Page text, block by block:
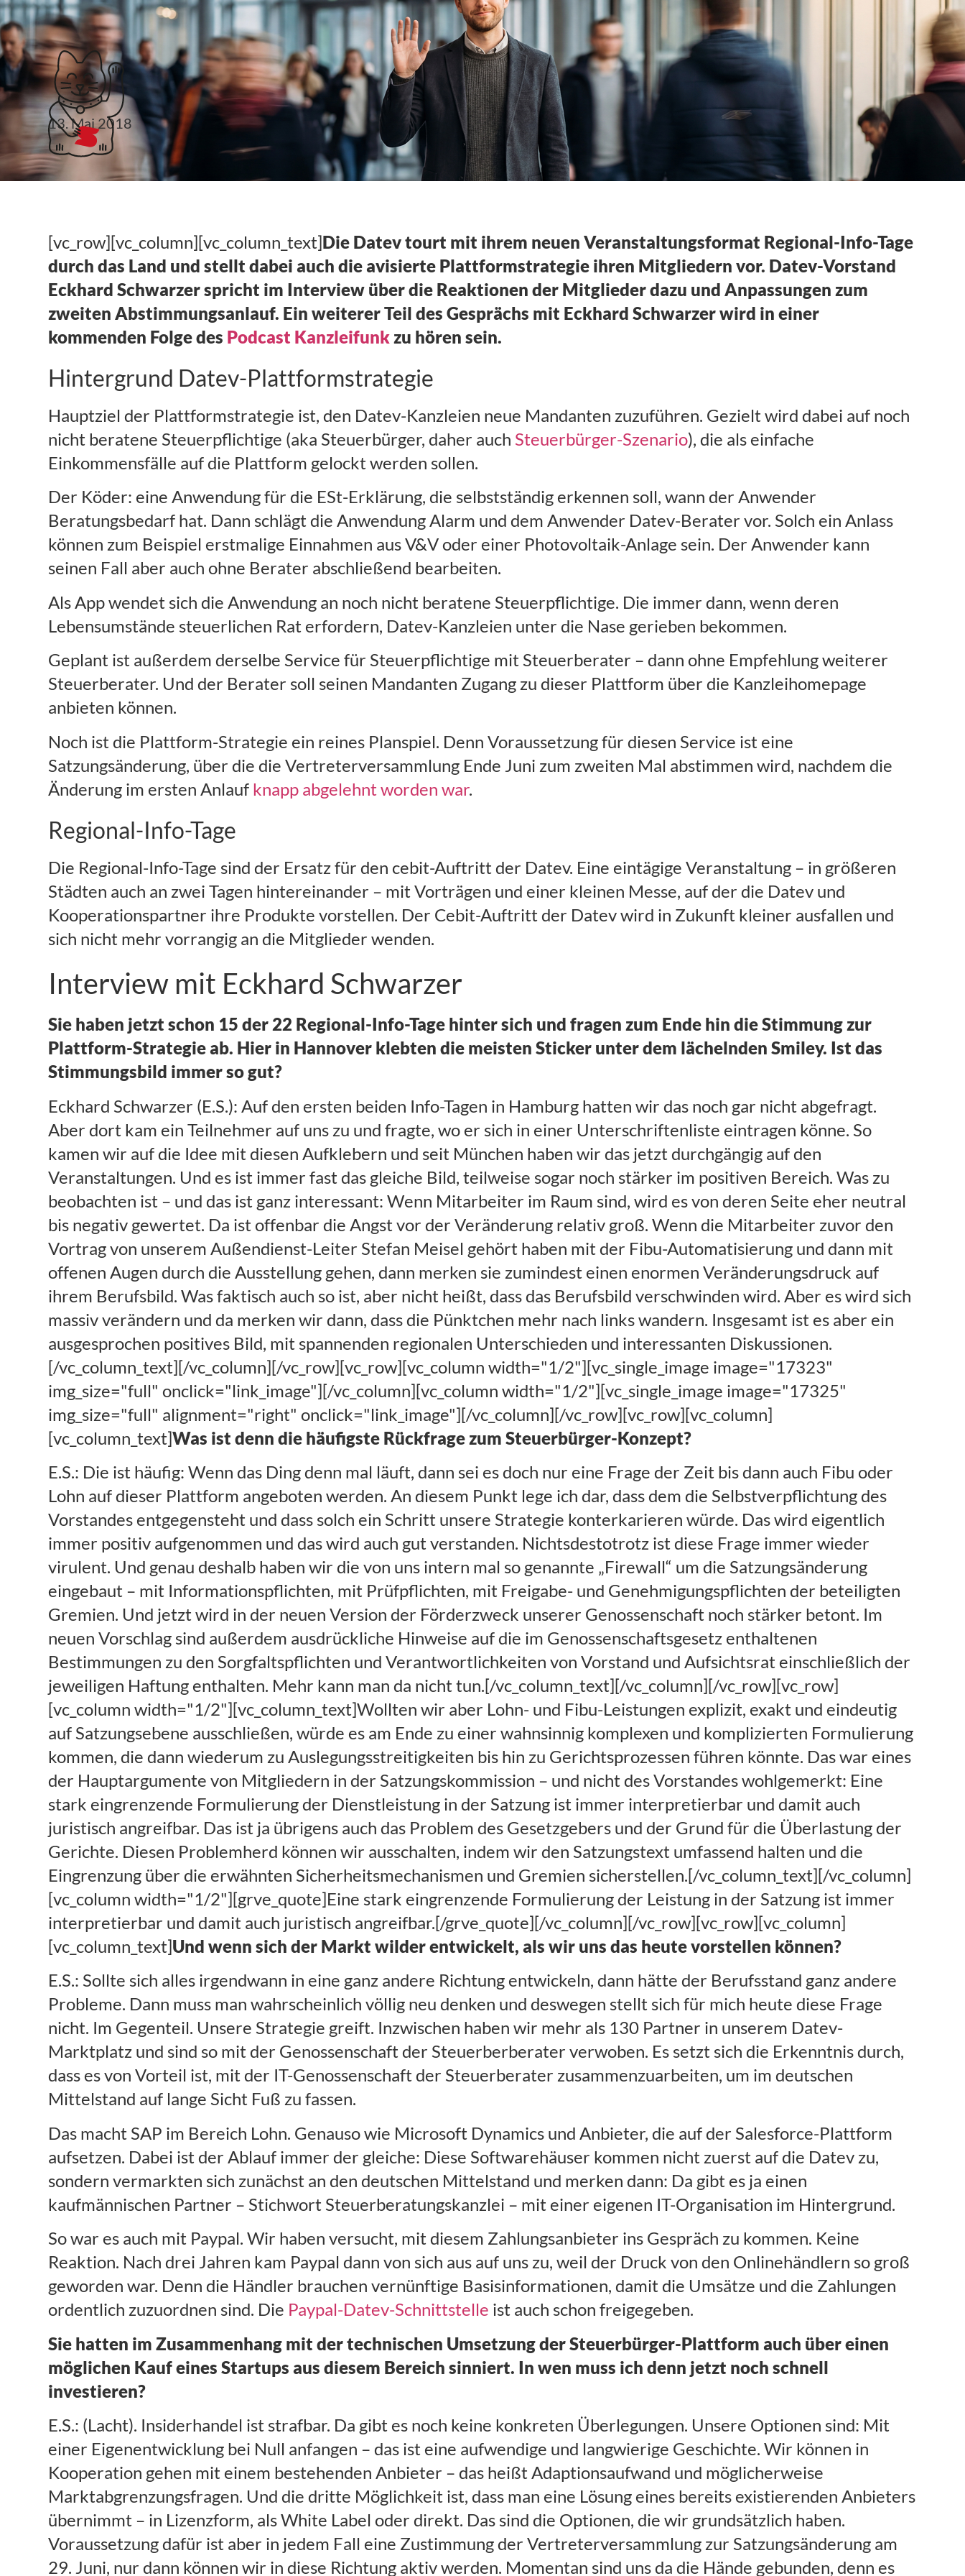
Eckhard Schwarzer über die Datev
Plattformstrategie
13. Mai 2018
[vc_row][vc_column][vc_column_text]Die Datev tourt mit ihrem neuen Veranstaltungsformat Regional-Info-Tage
durch das Land und stellt dabei auch die avisierte Plattformstrategie ihren Mitgliedern vor. Datev-Vorstand
Eckhard Schwarzer spricht im Interview über die Reaktionen der Mitglieder dazu und Anpassungen zum
zweiten Abstimmungsanlauf. Ein weiterer Teil des Gesprächs mit Eckhard Schwarzer wird in einer
kommenden Folge des Podcast Kanzleifunk zu hören sein.
Hintergrund Datev-Plattformstrategie
Hauptziel der Plattformstrategie ist, den Datev-Kanzleien neue Mandanten zuzuführen. Gezielt wird dabei auf noch
nicht beratene Steuerpflichtige (aka Steuerbürger, daher auch Steuerbürger-Szenario), die als einfache
Einkommensfälle auf die Plattform gelockt werden sollen.
Der Köder: eine Anwendung für die ESt-Erklärung, die selbstständig erkennen soll, wann der Anwender
Beratungsbedarf hat. Dann schlägt die Anwendung Alarm und dem Anwender Datev-Berater vor. Solch ein Anlass
können zum Beispiel erstmalige Einnahmen aus V&V oder einer Photovoltaik-Anlage sein. Der Anwender kann
seinen Fall aber auch ohne Berater abschließend bearbeiten.
Als App wendet sich die Anwendung an noch nicht beratene Steuerpflichtige. Die immer dann, wenn deren
Lebensumstände steuerlichen Rat erfordern, Datev-Kanzleien unter die Nase gerieben bekommen.
Geplant ist außerdem derselbe Service für Steuerpflichtige mit Steuerberater – dann ohne Empfehlung weiterer
Steuerberater. Und der Berater soll seinen Mandanten Zugang zu dieser Plattform über die Kanzleihomepage
anbieten können.
Noch ist die Plattform-Strategie ein reines Planspiel. Denn Voraussetzung für diesen Service ist eine
Satzungsänderung, über die die Vertreterversammlung Ende Juni zum zweiten Mal abstimmen wird, nachdem die
Änderung im ersten Anlauf knapp abgelehnt worden war.
Regional-Info-Tage
Die Regional-Info-Tage sind der Ersatz für den cebit-Auftritt der Datev. Eine eintägige Veranstaltung – in größeren
Städten auch an zwei Tagen hintereinander – mit Vorträgen und einer kleinen Messe, auf der die Datev und
Kooperationspartner ihre Produkte vorstellen. Der Cebit-Auftritt der Datev wird in Zukunft kleiner ausfallen und
sich nicht mehr vorrangig an die Mitglieder wenden.
Interview mit Eckhard Schwarzer
Sie haben jetzt schon 15 der 22 Regional-Info-Tage hinter sich und fragen zum Ende hin die Stimmung zur
Plattform-Strategie ab. Hier in Hannover klebten die meisten Sticker unter dem lächelnden Smiley. Ist das
Stimmungsbild immer so gut?
Eckhard Schwarzer (E.S.): Auf den ersten beiden Info-Tagen in Hamburg hatten wir das noch gar nicht abgefragt.
Aber dort kam ein Teilnehmer auf uns zu und fragte, wo er sich in einer Unterschriftenliste eintragen könne. So
kamen wir auf die Idee mit diesen Aufklebern und seit München haben wir das jetzt durchgängig auf den
Veranstaltungen. Und es ist immer fast das gleiche Bild, teilweise sogar noch stärker im positiven Bereich. Was zu
beobachten ist – und das ist ganz interessant: Wenn Mitarbeiter im Raum sind, wird es von deren Seite eher neutral
bis negativ gewertet. Da ist offenbar die Angst vor der Veränderung relativ groß. Wenn die Mitarbeiter zuvor den
Vortrag von unserem Außendienst-Leiter Stefan Meisel gehört haben mit der Fibu-Automatisierung und dann mit
offenen Augen durch die Ausstellung gehen, dann merken sie zumindest einen enormen Veränderungsdruck auf
ihrem Berufsbild. Was faktisch auch so ist, aber nicht heißt, dass das Berufsbild verschwinden wird. Aber es wird sich
massiv verändern und da merken wir dann, dass die Pünktchen mehr nach links wandern. Insgesamt ist es aber ein
ausgesprochen positives Bild, mit spannenden regionalen Unterschieden und interessanten Diskussionen.
[/vc_column_text][/vc_column][/vc_row][vc_row][vc_column width="1/2"][vc_single_image image="17323"
img_size="full" onclick="link_image"][/vc_column][vc_column width="1/2"][vc_single_image image="17325"
img_size="full" alignment="right" onclick="link_image"][/vc_column][/vc_row][vc_row][vc_column]
[vc_column_text]Was ist denn die häufigste Rückfrage zum Steuerbürger-Konzept?
E.S.: Die ist häufig: Wenn das Ding denn mal läuft, dann sei es doch nur eine Frage der Zeit bis dann auch Fibu oder
Lohn auf dieser Plattform angeboten werden. An diesem Punkt lege ich dar, dass dem die Selbstverpflichtung des
Vorstandes entgegensteht und dass solch ein Schritt unsere Strategie konterkarieren würde. Das wird eigentlich
immer positiv aufgenommen und das wird auch gut verstanden. Nichtsdestotrotz ist diese Frage immer wieder
virulent. Und genau deshalb haben wir die von uns intern mal so genannte „Firewall“ um die Satzungsänderung
eingebaut – mit Informationspflichten, mit Prüfpflichten, mit Freigabe- und Genehmigungspflichten der beteiligten
Gremien. Und jetzt wird in der neuen Version der Förderzweck unserer Genossenschaft noch stärker betont. Im
neuen Vorschlag sind außerdem ausdrückliche Hinweise auf die im Genossenschaftsgesetz enthaltenen
Bestimmungen zu den Sorgfaltspflichten und Verantwortlichkeiten von Vorstand und Aufsichtsrat einschließlich der
jeweiligen Haftung enthalten. Mehr kann man da nicht tun.[/vc_column_text][/vc_column][/vc_row][vc_row]
[vc_column width="1/2"][vc_column_text]Wollten wir aber Lohn- und Fibu-Leistungen explizit, exakt und eindeutig
auf Satzungsebene ausschließen, würde es am Ende zu einer wahnsinnig komplexen und komplizierten Formulierung
kommen, die dann wiederum zu Auslegungsstreitigkeiten bis hin zu Gerichtsprozessen führen könnte. Das war eines
der Hauptargumente von Mitgliedern in der Satzungskommission – und nicht des Vorstandes wohlgemerkt: Eine
stark eingrenzende Formulierung der Dienstleistung in der Satzung ist immer interpretierbar und damit auch
juristisch angreifbar. Das ist ja übrigens auch das Problem des Gesetzgebers und der Grund für die Überlastung der
Gerichte. Diesen Problemherd können wir ausschalten, indem wir den Satzungstext umfassend halten und die
Eingrenzung über die erwähnten Sicherheitsmechanismen und Gremien sicherstellen.[/vc_column_text][/vc_column]
[vc_column width="1/2"][grve_quote]Eine stark eingrenzende Formulierung der Leistung in der Satzung ist immer
interpretierbar und damit auch juristisch angreifbar.[/grve_quote][/vc_column][/vc_row][vc_row][vc_column]
[vc_column_text]Und wenn sich der Markt wilder entwickelt, als wir uns das heute vorstellen können?
E.S.: Sollte sich alles irgendwann in eine ganz andere Richtung entwickeln, dann hätte der Berufsstand ganz andere
Probleme. Dann muss man wahrscheinlich völlig neu denken und deswegen stellt sich für mich heute diese Frage
nicht. Im Gegenteil. Unsere Strategie greift. Inzwischen haben wir mehr als 130 Partner in unserem Datev-
Marktplatz und sind so mit der Genossenschaft der Steuerberberater verwoben. Es setzt sich die Erkenntnis durch,
dass es von Vorteil ist, mit der IT-Genossenschaft der Steuerberater zusammenzuarbeiten, um im deutschen
Mittelstand auf lange Sicht Fuß zu fassen.
Das macht SAP im Bereich Lohn. Genauso wie Microsoft Dynamics und Anbieter, die auf der Salesforce-Plattform
aufsetzen. Dabei ist der Ablauf immer der gleiche: Diese Softwarehäuser kommen nicht zuerst auf die Datev zu,
sondern vermarkten sich zunächst an den deutschen Mittelstand und merken dann: Da gibt es ja einen
kaufmännischen Partner – Stichwort Steuerberatungskanzlei – mit einer eigenen IT-Organisation im Hintergrund.
So war es auch mit Paypal. Wir haben versucht, mit diesem Zahlungsanbieter ins Gespräch zu kommen. Keine
Reaktion. Nach drei Jahren kam Paypal dann von sich aus auf uns zu, weil der Druck von den Onlinehändlern so groß
geworden war. Denn die Händler brauchen vernünftige Basisinformationen, damit die Umsätze und die Zahlungen
ordentlich zuzuordnen sind. Die Paypal-Datev-Schnittstelle ist auch schon freigegeben.
Sie hatten im Zusammenhang mit der technischen Umsetzung der Steuerbürger-Plattform auch über einen
möglichen Kauf eines Startups aus diesem Bereich sinniert. In wen muss ich denn jetzt noch schnell
investieren?
E.S.: (Lacht). Insiderhandel ist strafbar. Da gibt es noch keine konkreten Überlegungen. Unsere Optionen sind: Mit
einer Eigenentwicklung bei Null anfangen – das ist eine aufwendige und langwierige Geschichte. Wir können in
Kooperation gehen mit einem bestehenden Anbieter – das heißt Adaptionsaufwand und möglicherweise
Marktabgrenzungsfragen. Und die dritte Möglichkeit ist, dass man eine Lösung eines bereits existierenden Anbieters
übernimmt – in Lizenzform, als White Label oder direkt. Das sind die Optionen, die wir grundsätzlich haben.
Voraussetzung dafür ist aber in jedem Fall eine Zustimmung der Vertreterversammlung zur Satzungsänderung am
29. Juni, nur dann können wir in diese Richtung aktiv werden. Momentan sind uns da die Hände gebunden, denn es